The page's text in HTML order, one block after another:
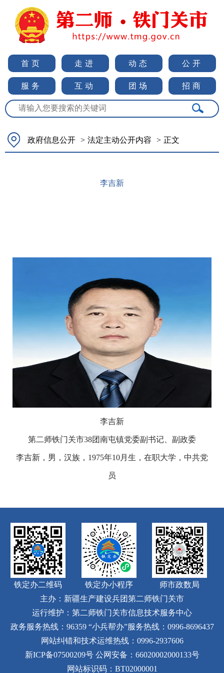
首页 走进 动态 公开
服务 互动 团场 招商
政府信息公开 > 法定主动公开内容 > 正文
李吉新
李吉新
第二师铁门关市38团南屯镇党委副书记、副政委
李吉新，男，汉族，1975年10月生，在职大学，中共党
员
铁定办二维码 铁定办小程序
师市政数局
主办：新疆生产建设兵团第二师铁门关市
运行维护：第二师铁门关市信息技术服务中心
政务服务热线：96359 “小兵帮办”服务热线：0996-8696437
网站纠错和技术运维热线：0996-2937606
新ICP备07500209号 公网安备：66020002000133号
网站标识码：BT02000001